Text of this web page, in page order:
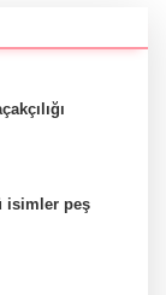
isimler peş